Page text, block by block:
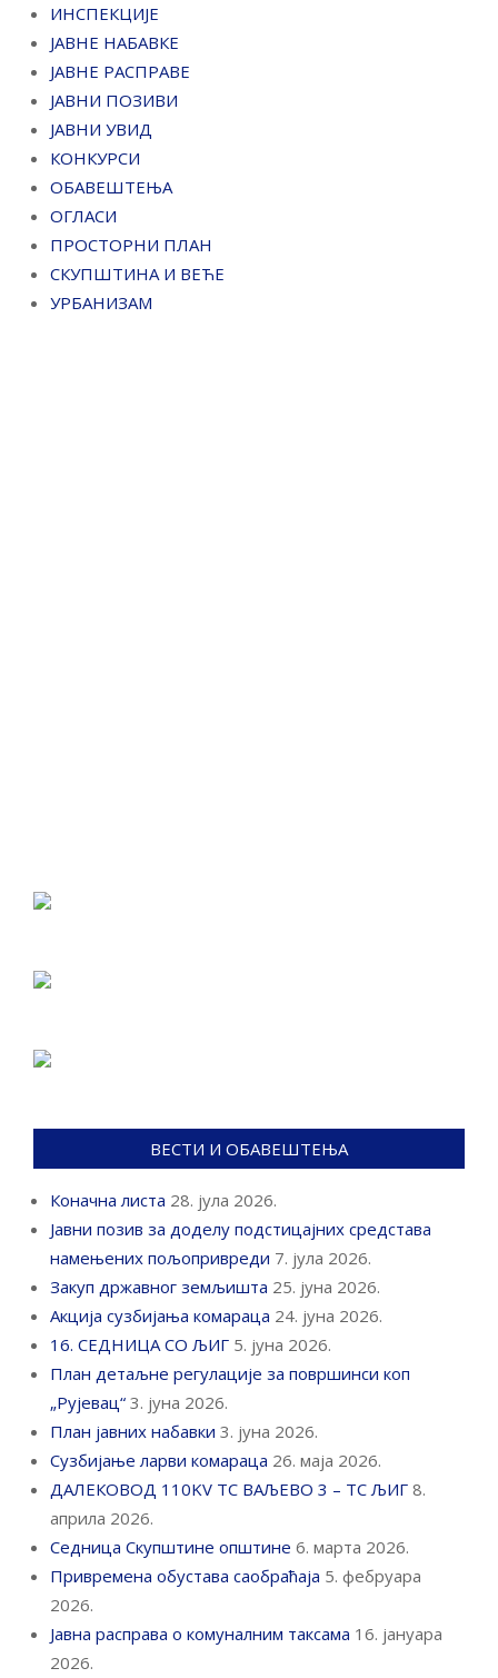
ИНСПЕКЦИЈЕ
ЈАВНЕ НАБАВКЕ
ЈАВНЕ РАСПРАВЕ
ЈАВНИ ПОЗИВИ
ЈАВНИ УВИД
КОНКУРСИ
ОБАВЕШТЕЊА
ОГЛАСИ
ПРОСТОРНИ ПЛАН
СКУПШТИНА И ВЕЋЕ
УРБАНИЗАМ
ВЕСТИ И ОБАВЕШТЕЊА
Коначна листа 28. јула 2026.
Јавни позив за доделу подстицајних средстава
намењених пољопривреди 7. јула 2026.
Закуп државног земљишта 25. јуна 2026.
Акција сузбијања комараца 24. јуна 2026.
16. СЕДНИЦА СО ЉИГ 5. јуна 2026.
План детаљне регулације за површинси коп
„Рујевац“ 3. јуна 2026.
План јавних набавки 3. јуна 2026.
Сузбијање ларви комараца 26. маја 2026.
ДАЛЕКОВОД 110KV ТС ВАЉЕВО 3 – ТС ЉИГ 8.
априла 2026.
Седница Скупштине општине 6. марта 2026.
Привремена обустава саобраћаја 5. фебруара
2026.
Јавна расправа о комуналним таксама 16. јануара
2026.